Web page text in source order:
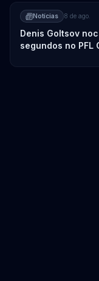
Notícias 8 de ago.
Denis Goltsov
segundos no PFL